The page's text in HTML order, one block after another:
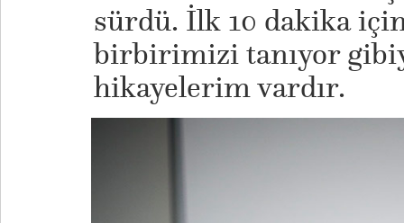
sürdü. İlk 10 dakika
birbirimizi tanıyor
hikayelerim vardır.